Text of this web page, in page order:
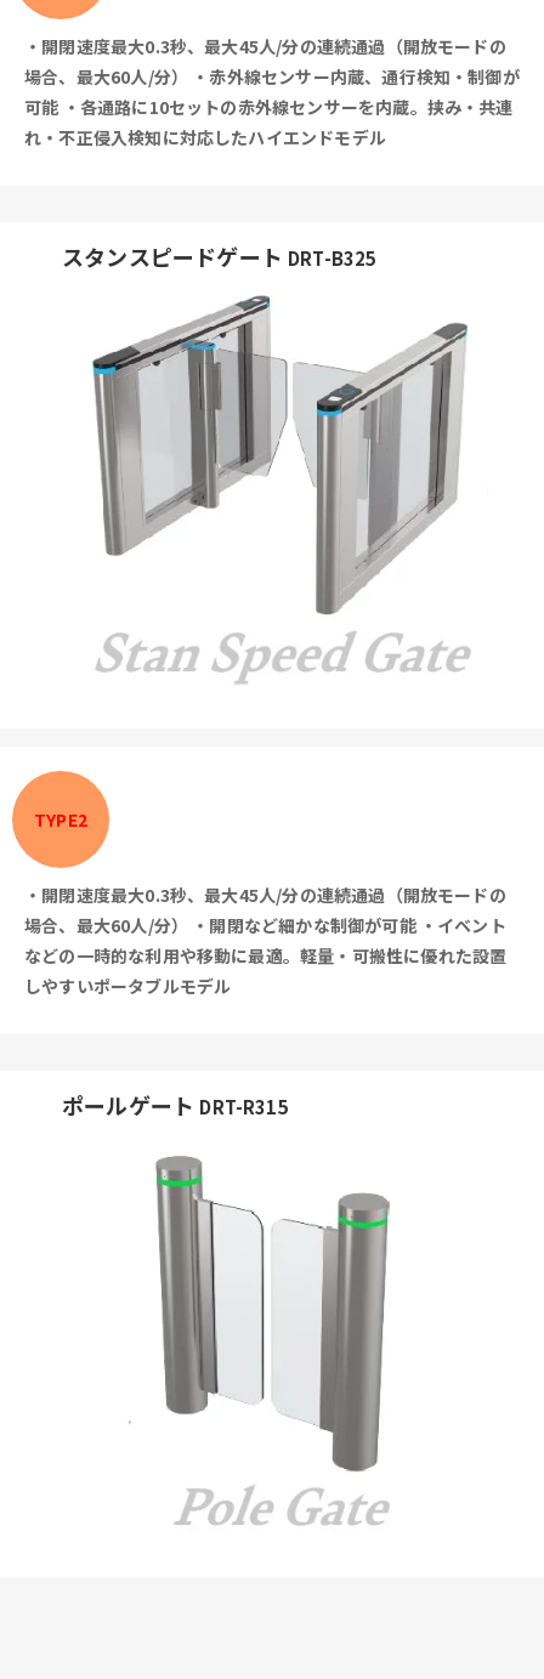
・開閉速度最大0.3秒、最大45人/分の連続通過（開放モードの
場合、最大60人/分）
・赤外線センサー内蔵、通行検知・制御が
可能 ・各通路に10セットの赤外線センサーを内蔵。挟み・共連
れ・不正侵入検知に対応したハイエンドモデル
スタンスピードゲート DRT-B325
TYPE2
・開閉速度最大0.3秒、最大45人/分の連続通過（開放モードの
場合、最大60人/分）
・開閉など細かな制御が可能 ・イベント
などの一時的な利用や移動に最適。軽量・可搬性に優れた設置
しやすいポータブルモデル
ポールゲート DRT-R315